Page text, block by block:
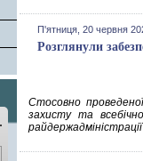
П'ятниця, 20 червня
Розглянули
Стосовно
захисту та
райдержадміністрації